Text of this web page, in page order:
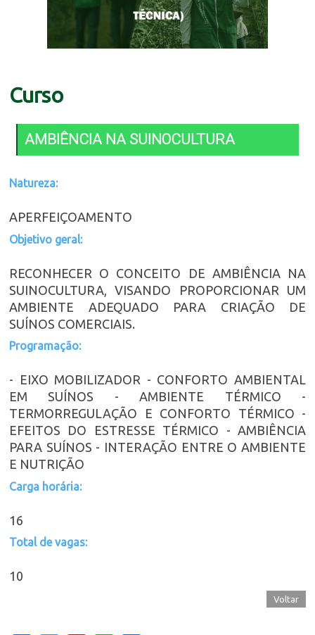
Curso
AMBIÊNCIA NA SUINOCULTURA
Natureza:
APERFEIÇOAMENTO
Objetivo geral:
RECONHECER O CONCEITO DE AMBIÊNCIA NA
SUINOCULTURA, VISANDO PROPORCIONAR UM
AMBIENTE ADEQUADO PARA CRIAÇÃO DE
SUÍNOS COMERCIAIS.
Programação:
- EIXO MOBILIZADOR - CONFORTO AMBIENTAL
EM SUÍNOS - AMBIENTE TÉRMICO -
TERMORREGULAÇÃO E CONFORTO TÉRMICO -
EFEITOS DO ESTRESSE TÉRMICO - AMBIÊNCIA
PARA SUÍNOS - INTERAÇÃO ENTRE O AMBIENTE
E NUTRIÇÃO
Carga horária:
16
Total de vagas:
10
Voltar